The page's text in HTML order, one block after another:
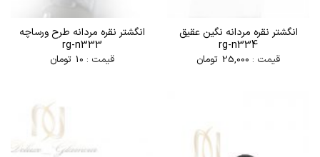
انگشتر نقره مردانه نگين عقيق
rg-n334
قیمت : 25,000 تومان
انگشتر نقره مردانه طرح ورساچه
rg-n333
قیمت : 10 تومان